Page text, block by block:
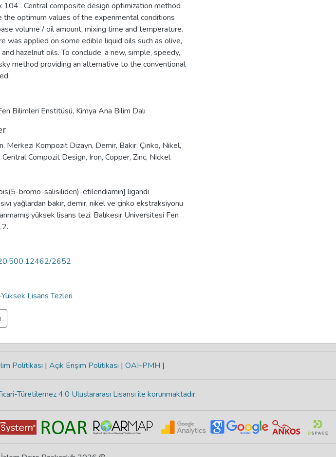
. Central composite design optimization method
optimum values of the experimental conditions
volume / oil amount, mixing time and temperature.
was applied on some edible liquid oils such as olive,
hazelnut oils. To conclude, a new, simple, speedy,
method providing an alternative to the conventional
Bilimleri Enstitüsü, Kimya Ana Bilim Dalı
, Merkezi Kompozit Dizayn, Demir, Bakır, Çinko, Nikel,
Central Compozit Design, Iron, Copper, Zinc, Nickel
bromo-salisiliden)-etilendiamin] ligandı
yağlardan bakır, demir, nikel ve çinko ekstraksiyonu
yüksek lisans tezi. Balıkesir Üniversitesi Fen
2652
Lisans Tezleri
Politikası | Açık Erişim Politikası | OAI-PMH |
Türetilemez 4.0 Uluslararası Lisansı ile korunmaktadır.